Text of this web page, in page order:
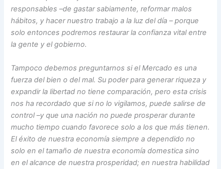
responsables –de gastar sabiamente, reformar malos
hábitos, y hacer nuestro trabajo a la luz del día – porque
solo entonces podremos restaurar la confianza vital entre
la gente y el gobierno.
Tampoco debemos preguntarnos si el Mercado es una
fuerza del bien o del mal. Su poder para generar riqueza y
expandir la libertad no tiene comparación, pero esta crisis
nos ha recordado que si no lo vigilamos, puede salirse de
control –y que una nación no puede prosperar durante
mucho tiempo cuando favorece solo a los que más tienen.
El éxito de nuestra economía siempre a dependido no
solo en el tamaño de nuestra economía domestica sino
en el alcance de nuestra prosperidad; en nuestra habilidad